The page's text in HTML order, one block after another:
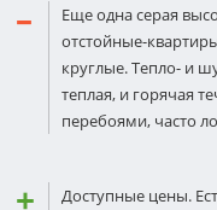
Еще одна серая
отстойные-
круглые. Тепло- и
теплая, и горячая
перебоями, часто
Доступные цены.